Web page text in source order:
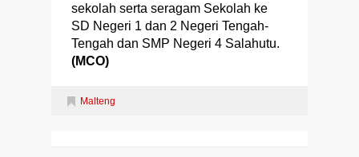
sekolah serta seragam Sekolah ke
SD Negeri 1 dan 2 Negeri Tengah-
Tengah dan SMP Negeri 4 Salahutu.
(MCO)
Malteng